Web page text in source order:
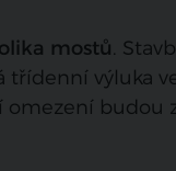
mostů.
výluka
budou